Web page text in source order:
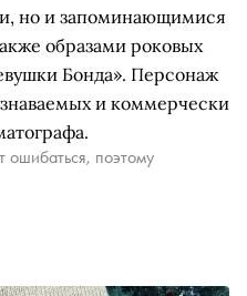
но и запоминающимися
образами роковых
Бонда». Персонаж
и коммерчески
ошибаться, поэтому